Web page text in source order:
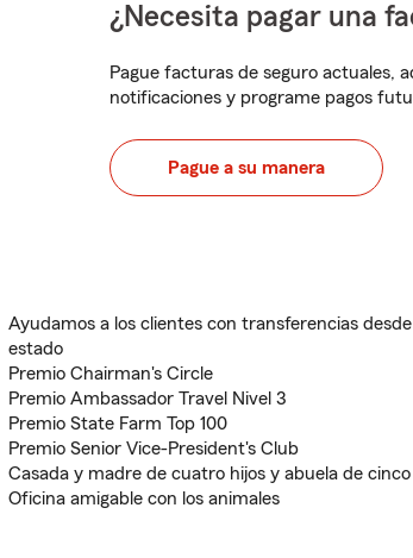
¿Necesita pagar una
Pague facturas de seguro actuales,
notificaciones y programe pagos
Pague a su manera
Ayudamos a los clientes con transferencias
estado
Premio Chairman's Circle
Premio Ambassador Travel Nivel 3
Premio State Farm Top 100
Premio Senior Vice-President's Club
Casada y madre de cuatro hijos y abuela de
Oficina amigable con los animales